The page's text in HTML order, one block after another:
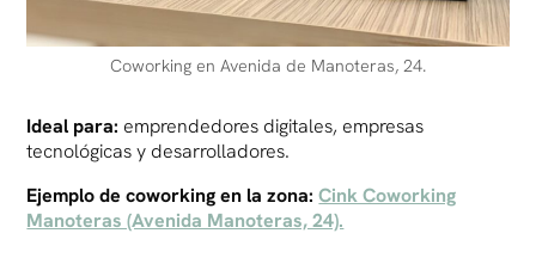
Coworking en Avenida de Manoteras, 24.
Ideal para: emprendedores digitales, empresas
tecnológicas y desarrolladores.
Ejemplo de coworking en la zona:Cink Coworking
Manoteras (Avenida Manoteras, 24).